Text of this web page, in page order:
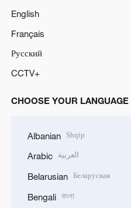
English
Français
Русский
CCTV+
CHOOSE YOUR LANGUAGE
Albanian Shqip
Arabic العربية
Belarusian Беларуская
Bengali বাংলা